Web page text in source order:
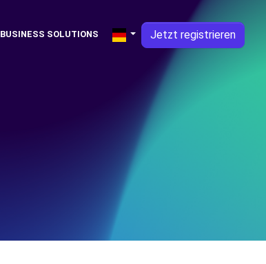
BUSINESS SOLUTIONS Jetzt registrieren